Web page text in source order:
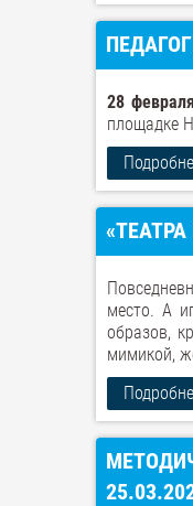
28 февраля
площадке
место. А
образов,
мимикой,